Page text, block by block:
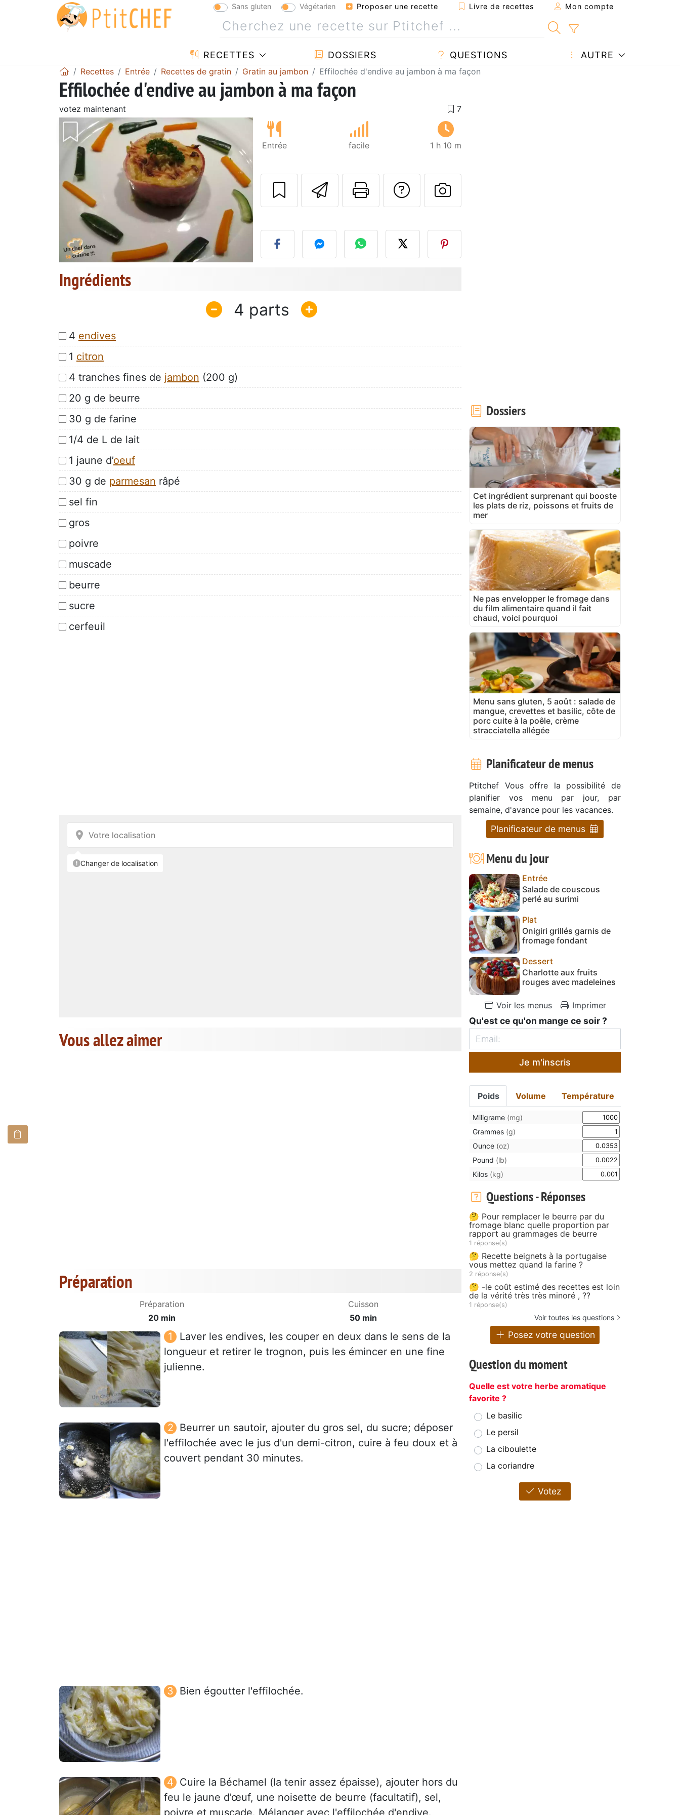
Sans gluten Végétarien Proposer une recette Livre de recettes Mon compte
RECETTES DOSSIERS QUESTIONS AUTRE
Recettes Entrée Recettes de gratin Gratin au jambon Effilochée d'endive au jambon à ma façon
Effilochée d'endive au jambon à ma façon
votez maintenant
Entrée facile 1 h 10 m
Envoyer cette recette à un ami
Imprimer cette page
Poser une question à l'auteur
Publier votre photo de cette
Ingrédients
4
4 endives
1 citron
4 tranches fines de jambon (200 g)
20 g de beurre
30 g de farine
1/4 de L de lait
1 jaune d’oeuf
30 g de parmesan râpé
sel fin
gros
poivre
muscade
beurre
sucre
cerfeuil
Vous allez aimer
Préparation
Préparation
20 min
Cuisson
50 min
Laver les endives, les couper en deux dans le sens de la
longueur et retirer le trognon, puis les émincer en une fine
julienne.
Beurrer un sautoir, ajouter du gros sel, du sucre; déposer
l'effilochée avec le jus d'un demi-citron, cuire à feu doux et à
couvert pendant 30 minutes.
Bien égoutter l'effilochée.
Cuire la Béchamel (la tenir assez épaisse), ajouter hors du
feu le jaune d’œuf, une noisette de beurre (facultatif), sel,
poivre et muscade. Mélanger avec l'effilochée d'endive.
Dossiers
Cet ingrédient surprenant qui booste
les plats de riz, poissons et fruits de
mer
Ne pas envelopper le fromage dans
du film alimentaire quand il fait
chaud, voici pourquoi
Menu sans gluten, 5 août : salade de
mangue, crevettes et basilic, côte de
porc cuite à la poêle, crème
stracciatella allégée
Planificateur de menus
Ptitchef Vous offre la possibilité de
planifier vos menu par jour, par
semaine, d'avance pour les vacances.
Planificateur de menus
Menu du jour
Entrée
Salade de couscous
perlé au surimi
Plat
Onigiri grillés garnis de
fromage fondant
Dessert
Charlotte aux fruits
rouges avec madeleines
Voir les menus Imprimer
Qu'est ce qu'on mange ce soir ?
Je m'inscris
Poids Volume Température
Miligrame (mg)
Grammes (g)
Ounce (oz)
Pound (lb)
Kilos (kg)
Questions - Réponses
🤔 Pour remplacer le beurre par du
fromage blanc quelle proportion par
rapport au grammages de beurre
1 réponse(s)
🤔 Recette beignets à la portugaise
vous mettez quand la farine ?
2 réponse(s)
🤔 -le coût estimé des recettes est loin
de la vérité très très minoré , ??
1 réponse(s)
Voir toutes les questions
Posez votre question
Question du moment
Quelle est votre herbe aromatique
favorite ?
Le basilic
Le persil
La ciboulette
La coriandre
Votez